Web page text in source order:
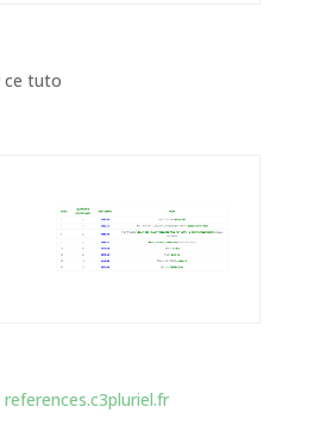
ce tuto
references.c3pluriel.fr